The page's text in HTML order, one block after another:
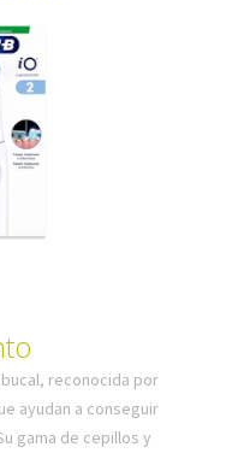
reconocida por
ayudan a conseguir
gama de cepillos y